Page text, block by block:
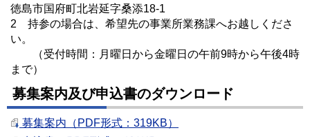
徳島市国府町北岩延字桑添18-1
2 持参の場合は、希望先の事業所業務課へお越しくださ
い。
（受付時間：月曜日から金曜日の午前9時から午後4時
まで）
募集案内及び申込書のダウンロード
募集案内（PDF形式：319KB）